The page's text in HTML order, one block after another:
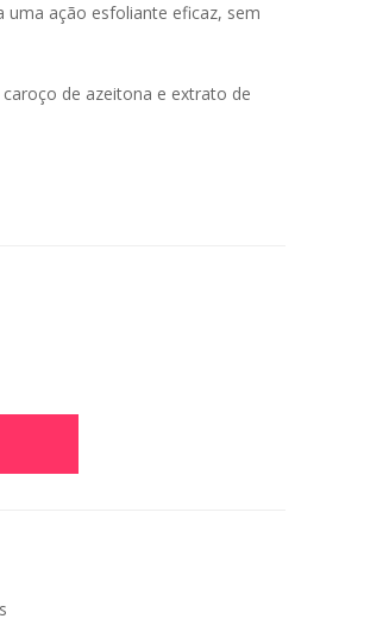
uma ação esfoliante eficaz, sem
de azeitona e extrato de